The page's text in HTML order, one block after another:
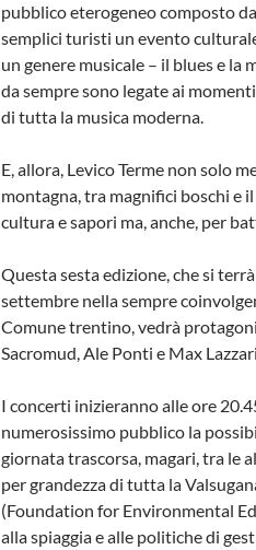
pubblico eterogeneo composto
semplici turisti un evento
un genere musicale – il blues e la
da sempre sono legate ai
di tutta la musica moderna.
E, allora, Levico Terme non solo
montagna, tra magnifici boschi e
cultura e sapori ma, anche, per
Questa sesta edizione, che si
settembre nella sempre
Comune trentino, vedrà
Sacromud, Ale Ponti e Max
I concerti inizieranno alle ore
numerosissimo pubblico la
giornata trascorsa, magari, tra le
per grandezza di tutta la
(Foundation for Environmental
alla spiaggia e alle politiche di